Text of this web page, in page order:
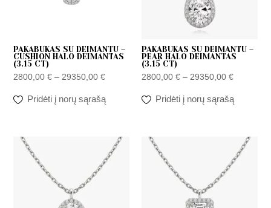
PAKABUKAS SU DEIMANTU –
CUSHION HALO DEIMANTAS
(3.15 CT)
2800,00€ – 29350,00€
Pridėti į norų sąrašą
PAKABUKAS SU DEIMANTU –
PEAR HALO DEIMANTAS
(3.15 CT)
2800,00 € – 29350,00 €
Pridėti į norų sąrašą
Price
range:
2800,00 €
Price
range:
2800,00 €